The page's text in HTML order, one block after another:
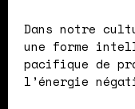
Dans notre
une forme
pacifique de
l’énergie